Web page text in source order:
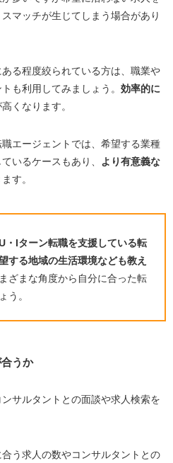
マッチが生じてしまう場合があり
る程度絞られている方は、職業や
も利用してみましょう。 効率的に
くなります。
エージェントでは、希望する業種
いるケースもあり、 より有意義な
す。
・ Iターン転職を支援している転
する地域の生活環境なども教え
ざまな角度から自分に合った転
う。
うか
サルタントとの面談や求人検索を
う求人の数やコンサルタントとの